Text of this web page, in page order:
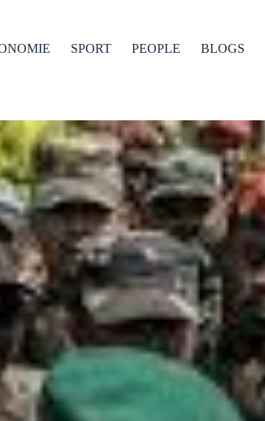
SPORT PEOPLE BLOGS